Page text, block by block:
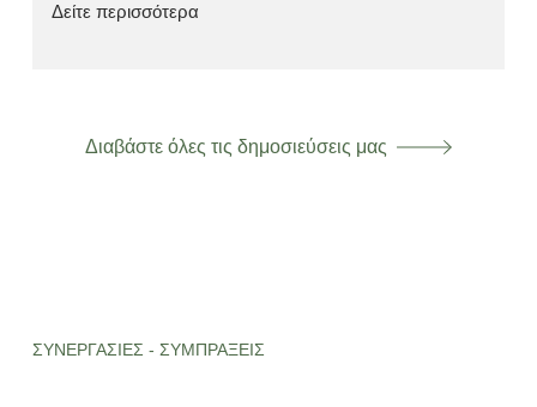
Δείτε περισσότερα
Διαβάστε όλες τις δημοσιεύσεις μας
ΣΥΝΕΡΓΑΣΙΕΣ - ΣΥΜΠΡΑΞΕΙΣ